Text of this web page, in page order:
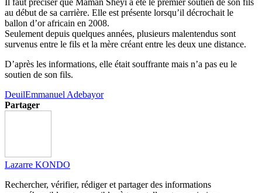
au début de sa carrière. Elle est présente lorsqu’il décrochait le
ballon d’or africain en 2008.
Seulement depuis quelques années, plusieurs malentendus sont
survenus entre le fils et la mère créant entre les deux une distance.
D’après les informations, elle était souffrante mais n’a pas eu le
soutien de son fils.
DeuilEmmanuel Adebayor
Partager
Lazarre KONDO
Rechercher, vérifier, rédiger et partager des informations